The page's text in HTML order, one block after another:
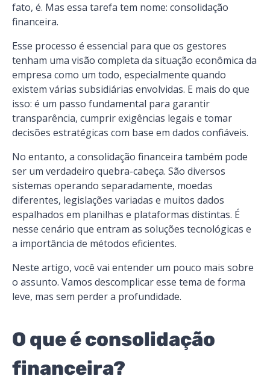
fato, é. Mas essa tarefa tem nome: consolidação
financeira.
Esse processo é essencial para que os gestores
tenham uma visão completa da situação econômica da
empresa como um todo, especialmente quando
existem várias subsidiárias envolvidas. E mais do que
isso: é um passo fundamental para garantir
transparência, cumprir exigências legais e tomar
decisões estratégicas com base em dados confiáveis.
No entanto, a consolidação financeira também pode
ser um verdadeiro quebra-cabeça. São diversos
sistemas operando separadamente, moedas
diferentes, legislações variadas e muitos dados
espalhados em planilhas e plataformas distintas. É
nesse cenário que entram as soluções tecnológicas e
a importância de métodos eficientes.
Neste artigo, você vai entender um pouco mais sobre
o assunto. Vamos descomplicar esse tema de forma
leve, mas sem perder a profundidade.
O que é consolidação
financeira?